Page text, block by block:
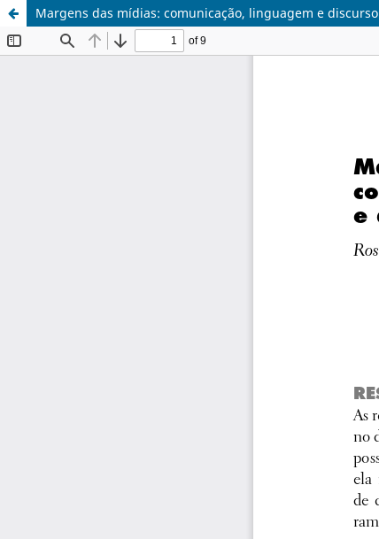
Margens das mídias: comunicação, linguagem e discurso